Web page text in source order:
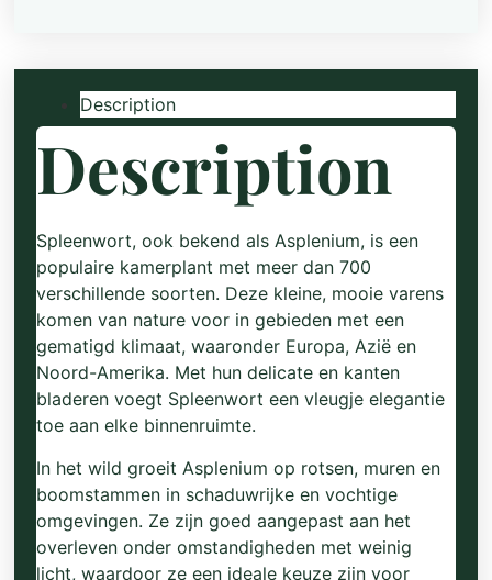
Description
Description
Spleenwort, ook bekend als Asplenium, is een
populaire kamerplant met meer dan 700
verschillende soorten. Deze kleine, mooie varens
komen van nature voor in gebieden met een
gematigd klimaat, waaronder Europa, Azië en
Noord-Amerika. Met hun delicate en kanten
bladeren voegt Spleenwort een vleugje elegantie
toe aan elke binnenruimte.
In het wild groeit Asplenium op rotsen, muren en
boomstammen in schaduwrijke en vochtige
omgevingen. Ze zijn goed aangepast aan het
overleven onder omstandigheden met weinig
licht, waardoor ze een ideale keuze zijn voor